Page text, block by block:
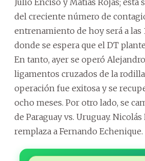
Julio Enciso y Matías Rojas; esta
del creciente número de
entrenamiento de hoy será a las
donde se espera que el DT
En tanto, ayer se operó
ligamentos cruzados de la
operación fue exitosa y se
ocho meses. Por otro lado, se
de Paraguay vs. Uruguay.
remplaza a Fernando Echenique.